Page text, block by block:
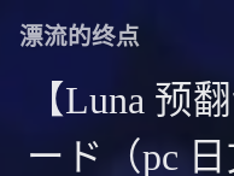
漂流的终点
【Luna 预
ード（pc 日